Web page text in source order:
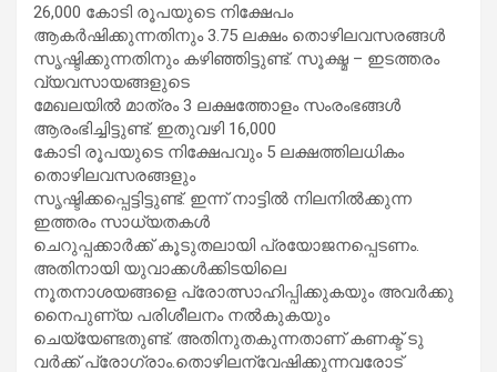
26,000 കോടി രൂപയുടെ നിക്ഷേപം
ആകർഷിക്കുന്നതിനും 3.75 ലക്ഷം തൊഴിലവസരങ്ങൾ
സൃഷ്ടിക്കുന്നതിനും കഴിഞ്ഞിട്ടുണ്ട്. സൂക്ഷ്മ – ഇടത്തരം
വ്യവസായങ്ങളുടെ
മേഖലയിൽ മാത്രം 3 ലക്ഷത്തോളം സംരംഭങ്ങൾ
ആരംഭിച്ചിട്ടുണ്ട്. ഇതുവഴി 16,000
കോടി രൂപയുടെ നിക്ഷേപവും 5 ലക്ഷത്തിലധികം
തൊഴിലവസരങ്ങളും
സൃഷ്ടിക്കപ്പെട്ടിട്ടുണ്ട്. ഇന്ന് നാട്ടിൽ നിലനിൽക്കുന്ന
ഇത്തരം സാധ്യതകൾ
ചെറുപ്പക്കാർക്ക് കൂടുതലായി പ്രയോജനപ്പെടണം.
അതിനായി യുവാക്കൾക്കിടയിലെ
നൂതനാശയങ്ങളെ പ്രോത്സാഹിപ്പിക്കുകയും അവർക്കു
നൈപുണ്യ പരിശീലനം നൽകുകയും
ചെയ്യേണ്ടതുണ്ട്. അതിനുതകുന്നതാണ് കണക്ട് ടു
വർക്ക് പ്രോഗ്രാം.തൊഴിലന്വേഷിക്കുന്നവരോട്